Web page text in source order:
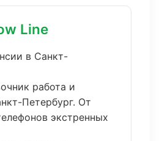
Line
в Санкт-
работа и
Петербург. От
экстренных